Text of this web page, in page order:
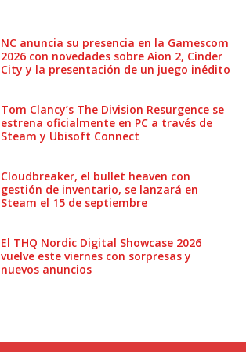
NC anuncia su presencia en la Gamescom
2026 con novedades sobre Aion 2, Cinder
City y la presentación de un juego inédito
Tom Clancy’s The Division Resurgence se
estrena oficialmente en PC a través de
Steam y Ubisoft Connect
Cloudbreaker, el bullet heaven con
gestión de inventario, se lanzará en
Steam el 15 de septiembre
El THQ Nordic Digital Showcase 2026
vuelve este viernes con sorpresas y
nuevos anuncios